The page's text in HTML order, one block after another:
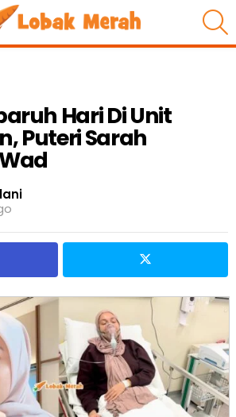
Hari Di Unit
Puteri Sarah